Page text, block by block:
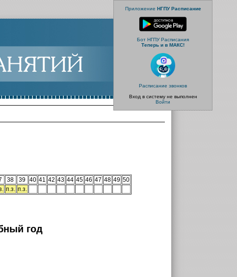
Приложение НГПУ Расписание
Бот НГПУ Расписания
Теперь и в МАКС!
Расписание звонков
Вход в систему не выполнен
Войти
38 39 40 41 42 43 44 45 46 47 48 49 50
п.з. п.з.
год